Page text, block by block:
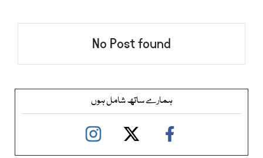
No Post found
ہمارے ساتھ شامل ہوں